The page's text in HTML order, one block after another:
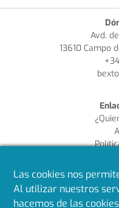
Avd.
13610 Campo
Las cookies nos
Al utilizar nuestros
hacemos de las